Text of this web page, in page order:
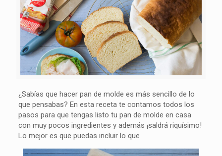
¿Sabías que hacer pan de molde es más sencillo de lo
que pensabas? En esta receta te contamos todos los
pasos para que tengas listo tu pan de molde en casa
con muy pocos ingredientes y además ¡saldrá riquísimo!
Lo mejor es que puedas incluir lo que